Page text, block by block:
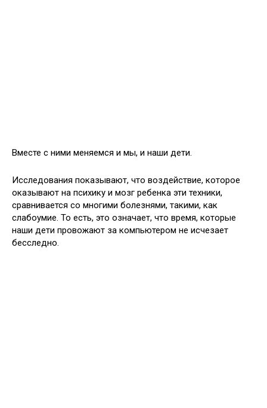
Вместе с ними меняемся и мы, и наши дети.
Исследования показывают, что воздействие, которое
оказывают на психику и мозг ребенка эти техники,
сравнивается со многими болезнями, такими, как
слабоумие. То есть, это означает, что время, которые
наши дети провожают за компьютером не исчезает
бесследно.